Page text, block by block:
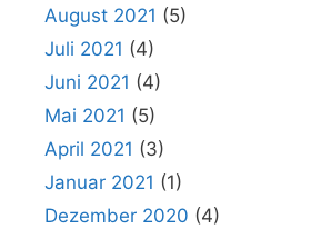
August 2021 (5)
Juli 2021 (4)
Juni 2021 (4)
Mai 2021 (5)
April 2021 (3)
Januar 2021 (1)
Dezember 2020 (4)